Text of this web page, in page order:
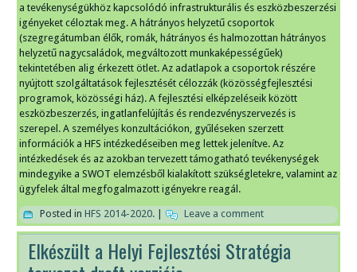
a tevékenységükhöz kapcsolódó infrastrukturális és eszközbeszerzési
igényeket céloztak meg. A hátrányos helyzetű csoportok
(szegregátumban élők, romák, hátrányos és halmozottan hátrányos
helyzetű nagycsaládok, megváltozott munkaképességűek)
tekintetében alig érkezett ötlet. Az adatlapok a csoportok részére
nyújtott szolgáltatások fejlesztését célozzák (közösségfejlesztési
programok, közösségi ház). A fejlesztési elképzeléseik között
eszközbeszerzés, ingatlanfelújítás és rendezvényszervezés is
szerepel. A személyes konzultációkon, gyűléseken szerzett
információk a HFS intézkedéseiben meg lettek jelenítve. Az
intézkedések és az azokban tervezett támogatható tevékenységek
mindegyike a SWOT elemzésből kialakított szükségletekre, valamint az
ügyfelek által megfogalmazott igényekre reagál.
Posted in HFS 2014-2020. Leave a comment
Elkészült a Helyi Fejlesztési Stratégia